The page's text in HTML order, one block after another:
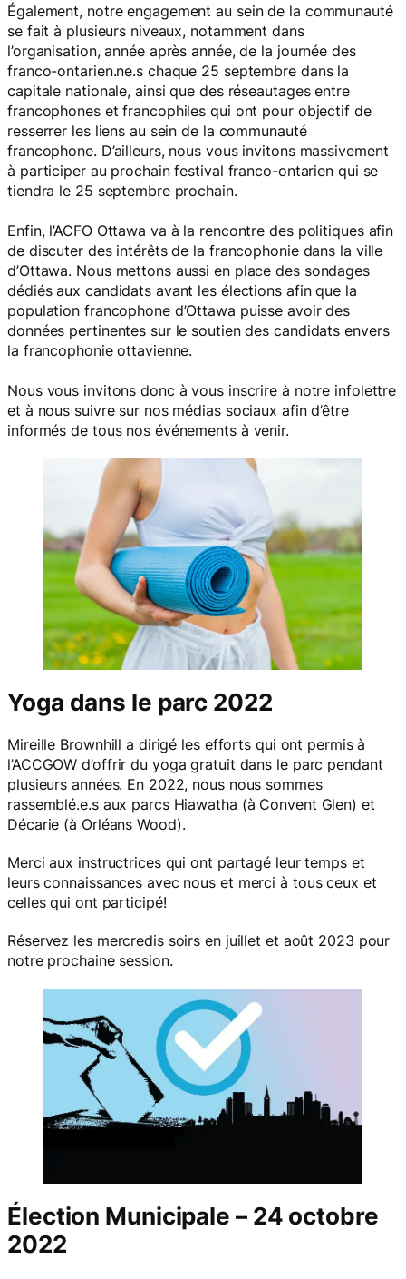
Également, notre engagement au sein de la communauté
se fait à plusieurs niveaux, notamment dans
l’organisation, année après année, de la journée des
franco-ontarien.ne.s chaque 25 septembre dans la
capitale nationale, ainsi que des réseautages entre
francophones et francophiles qui ont pour objectif de
resserrer les liens au sein de la communauté
francophone. D’ailleurs, nous vous invitons massivement
à participer au prochain festival franco-ontarien qui se
tiendra le 25 septembre prochain.
Enfin, l’ACFO Ottawa va à la rencontre des politiques afin
de discuter des intérêts de la francophonie dans la ville
d’Ottawa. Nous mettons aussi en place des sondages
dédiés aux candidats avant les élections afin que la
population francophone d’Ottawa puisse avoir des
données pertinentes sur le soutien des candidats envers
la francophonie ottavienne.
Nous vous invitons donc à vous inscrire à notre infolettre
et à nous suivre sur nos médias sociaux afin d’être
informés de tous nos événements à venir.
Yoga dans le parc 2022
Mireille Brownhill a dirigé les efforts qui ont permis à
l’ACCGOW d’offrir du yoga gratuit dans le parc pendant
plusieurs années. En 2022, nous nous sommes
rassemblé.e.s aux parcs Hiawatha (à Convent Glen) et
Décarie (à Orléans Wood).
Merci aux instructrices qui ont partagé leur temps et
leurs connaissances avec nous et merci à tous ceux et
celles qui ont participé!
Réservez les mercredis soirs en juillet et août 2023 pour
notre prochaine session.
Élection Municipale – 24 octobre
2022